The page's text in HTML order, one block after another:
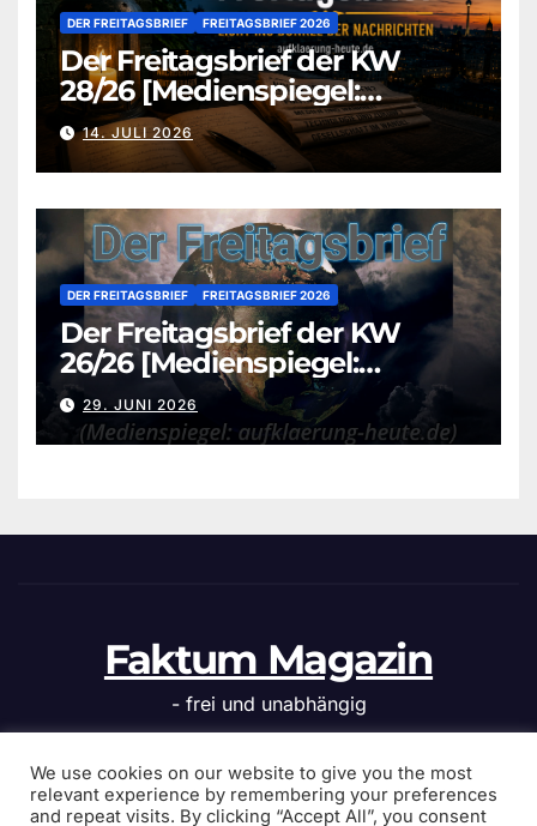
DER FREITAGSBRIEF FREITAGSBRIEF 2026
Der Freitagsbrief der KW
28/26 [Medienspiegel:
aufklaerung-heute.de]
14. JULI 2026
DER FREITAGSBRIEF FREITAGSBRIEF 2026
Der Freitagsbrief der KW
26/26 [Medienspiegel:
aufklaerung-heute.de]
29. JUNI 2026
Faktum Magazin
- frei und unabhängig
Stolz präsentiert von WordPress|Theme: News Click von
We use cookies on our website to give you the most
relevant experience by remembering your preferences
and repeat visits. By clicking “Accept All”, you consent